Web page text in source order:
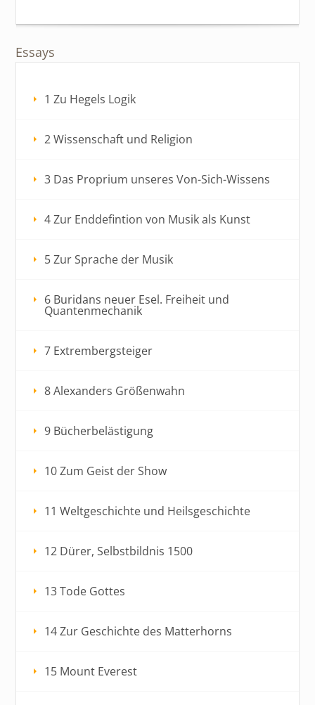
Essays
1 Zu Hegels Logik
2 Wissenschaft und Religion
3 Das Proprium unseres Von-Sich-Wissens
4 Zur Enddefintion von Musik als Kunst
5 Zur Sprache der Musik
6 Buridans neuer Esel. Freiheit und
Quantenmechanik
7 Extrembergsteiger
8 Alexanders Größenwahn
9 Bücherbelästigung
10 Zum Geist der Show
11 Weltgeschichte und Heilsgeschichte
12 Dürer, Selbstbildnis 1500
13 Tode Gottes
14 Zur Geschichte des Matterhorns
15 Mount Everest